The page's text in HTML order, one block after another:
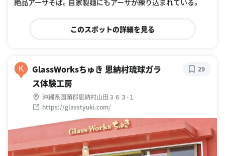
このスポットの詳細を見る
K
GlassWorksちゅき 恩納村琉球ガラ
ス体験工房
沖縄県国頭郡恩納村山田３６３-１
https://glasstyuki.com/
29